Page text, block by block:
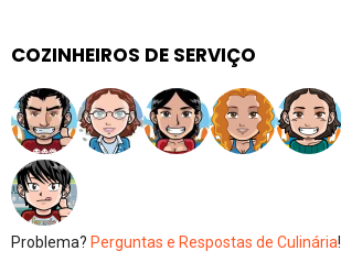
COZINHEIROS DE SERVIÇO
Problema? Perguntas e Respostas de Culinária!